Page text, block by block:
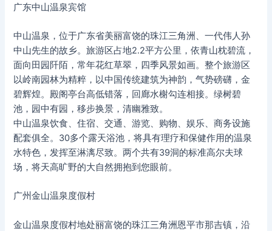
广东中山温泉宾馆
中山温泉，位于广东省美丽富饶的珠江三角洲、一代伟人孙
中山先生的故乡。旅游区占地2.2平方公里，依青山枕碧流，
面向田园阡陌，常年花红草翠，四季风景如画。整个旅游区
以岭南园林为精粹，以中国传统建筑为神韵，气势磅礴，金
碧辉煌。殿阁亭台高低错落，回廊水榭勾连相接。绿树碧
池，园中有园，移步换景，清幽雅致。
中山温泉饮食、住宿、交通、游览、购物、娱乐、商务设施
配套俱全。30多个露天浴池，将具有理疗和保健作用的温泉
水特色，发挥至淋漓尽致。两个共有39洞的标准高尔夫球
场，将天高旷野的大自然拥抱到您眼前。
广州金山温泉度假村
金山温泉度假村地处丽富饶的珠江三角洲恩平市那吉镇，沿